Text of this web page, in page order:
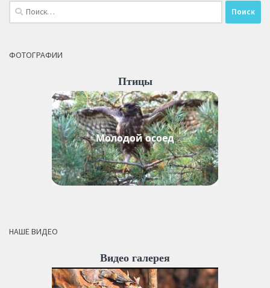
Найти:
ФОТОГРАФИИ
Птицы
Молодой осоед
НАШЕ ВИДЕО
Видео галерея